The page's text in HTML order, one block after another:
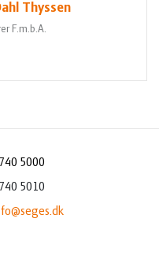
Thyssen
F.m.b.A.
5000
5010